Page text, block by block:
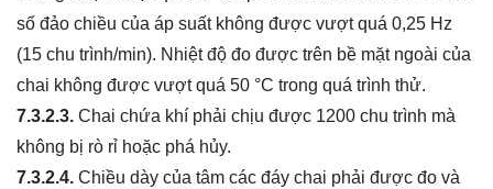
số đảo chiều của áp suất không được vượt quá 0,25 Hz
(15 chu trình/min). Nhiệt độ đo được trên bề mặt ngoài của
chai không được vượt quá 50 °C trong quá trình thử.
7.3.2.3. Chai chứa khí phải chịu được 1200 chu trình mà
không bị rò rỉ hoặc phá hủy.
7.3.2.4. Chiều dày của tâm các đáy chai phải được đo và